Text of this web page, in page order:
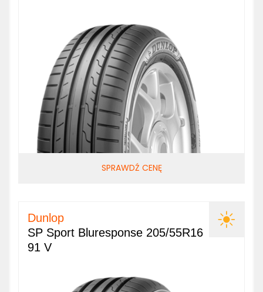
SPRAWDŹ CENĘ
Dunlop
SP Sport Bluresponse 205/55R16
91 V